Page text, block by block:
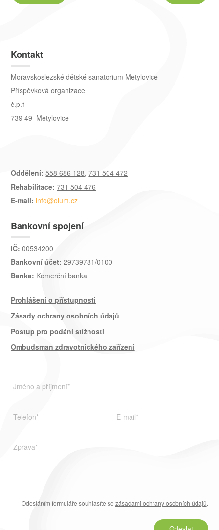
Kontakt
Moravskoslezské dětské sanatorium Metylovice
Příspěvková organizace
č.p.1
739 49 Metylovice
Oddělení: 558 686 128,731 504 472
Rehabilitace: 731 504 476
E-mail: info@olum.cz
Bankovní spojení
IČ: 00534200
Bankovní účet: 29739781/0100
Banka: Komerční banka
Prohlášení o přístupnosti
Zásady ochrany osobních údajů
Postup pro podání stížnosti
Ombudsman zdravotnického zařízení
Jméno a příjmení*
Telefon* E-mail*
Zpráva*
Odesláním formuláře souhlasíte se zásadami ochrany osobních údajů.